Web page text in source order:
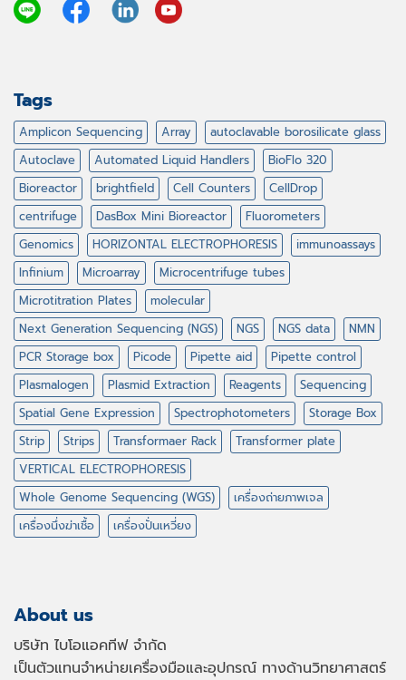
Tags
Amplicon Sequencing Array
autoclavable borosilicate glass
Autoclave
Automated Liquid Handlers
BioFlo 320
Bioreactor
brightfield Cell Counters
CellDrop
centrifuge
DasBox Mini Bioreactor
Fluorometers
Genomics
HORIZONTAL ELECTROPHORESIS
immunoassays
Infinium
Microarray
Microcentrifuge tubes
Microtitration Plates
molecular
Next Generation Sequencing (NGS)
NGS NGS data
NMN
PCR Storage box
Picode Pipette aid
Pipette control
Plasmalogen
Plasmid Extraction Reagents
Sequencing
Spatial Gene Expression
Spectrophotometers
Storage Box
Strip
Strips Transformaer Rack
Transformer plate
VERTICAL ELECTROPHORESIS
Whole Genome Sequencing (WGS)
เครื่องถ่ายภาพเจล
เครื่องนึ่งฆ่าเชื้อ
เครื่องปั่นเหวี่ยง
About us
บริษัท ไบโอแอคทีฟ จำกัด
เป็นตัวแทนจำหน่ายเครื่องมือและอุปกรณ์ ทางด้านวิทยาศาสตร์